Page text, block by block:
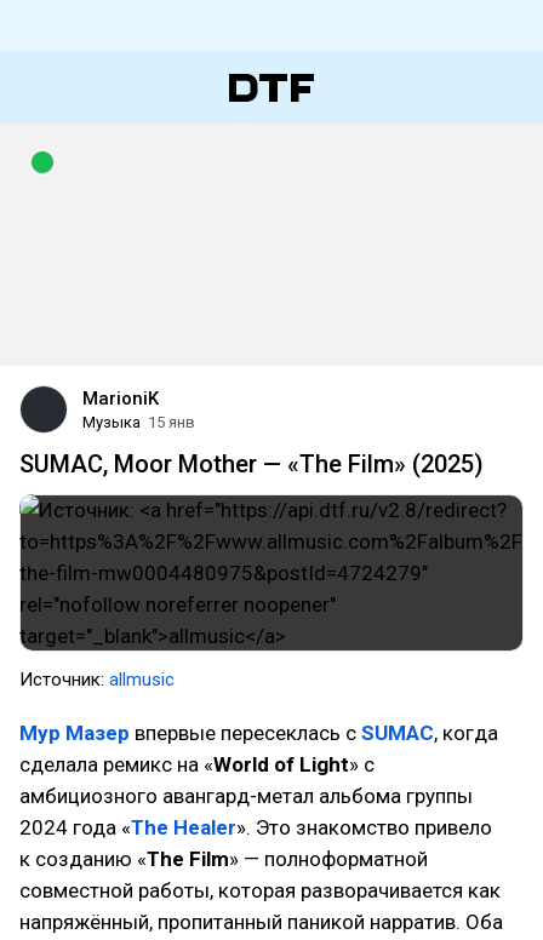
MarioniK
Музыка 15 янв
SUMAC, Moor Mother — «The Film» (2025)
Источник: allmusic
Мур Мазер впервые пересеклась с SUMAC, когда
сделала ремикс на «World of Light» с
амбициозного авангард-метал альбома группы
2024 года «The Healer». Это знакомство привело
к созданию «The Film» — полноформатной
совместной работы, которая разворачивается как
напряжённый, пропитанный паникой нарратив. Оба